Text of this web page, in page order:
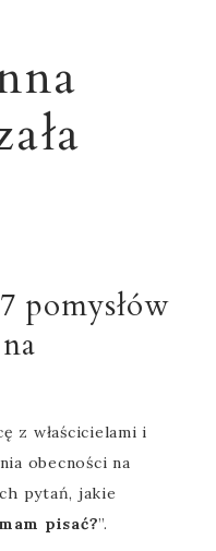
pomysłów
z właścicielami i
obecności na
pytań, jakie
pisać?”.